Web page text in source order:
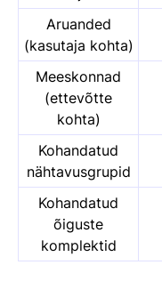
Aruanded
(kasutaja kohta)
Meeskonnad
(ettevõtte
kohta)
Kohandatud
nähtavusgrupid
Kohandatud
õiguste
komplektid